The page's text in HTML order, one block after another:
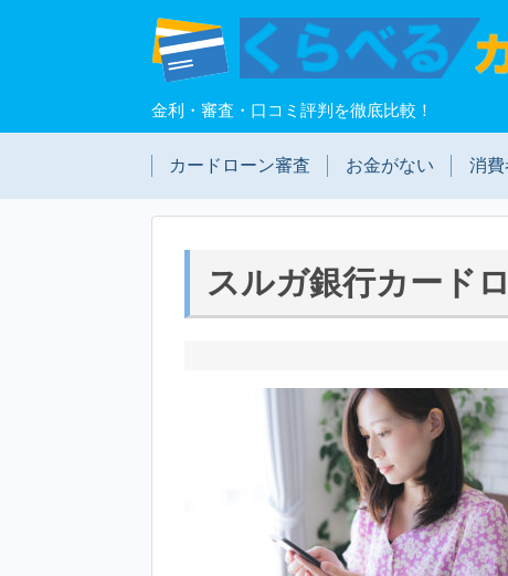
金利・審査・口コミ評判を徹底比較！
カードローン審査 お金がない 消費
スルガ銀行カード